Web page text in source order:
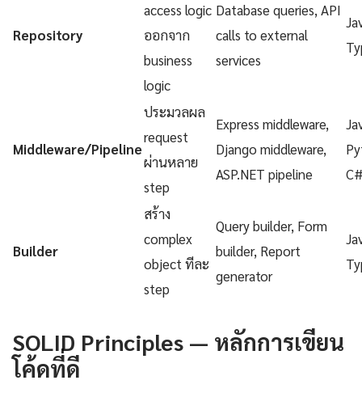
Repository
access logic
ออกจาก
business
logic
Database queries, API
calls to external
services
Middleware/Pipeline
ประมวลผล
request
ผ่านหลาย
step
Express middleware,
Django middleware,
ASP.NET pipeline
Builder
สร้าง
complex
object ทีละ
step
Query builder, Form
builder, Report
generator
SOLID Principles — หลักการเขียน
โค้ดที่ดี